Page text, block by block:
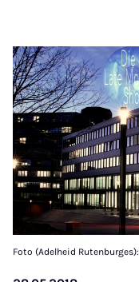
Foto (Adelheid